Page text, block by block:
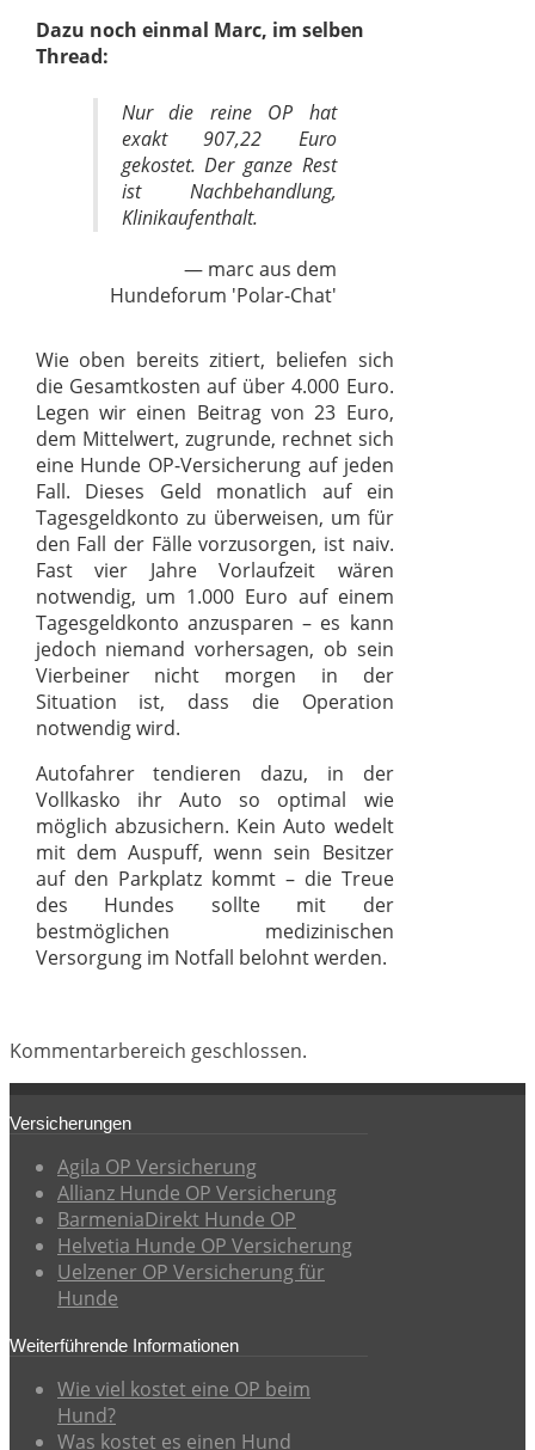
Dazu noch einmal Marc, im selben
Thread:
Nur die reine OP hat
exakt 907,22 Euro
gekostet. Der ganze Rest
ist Nachbehandlung,
Klinikaufenthalt.
marc aus dem
Hundeforum 'Polar-Chat'
Wie oben bereits zitiert, beliefen sich
die Gesamtkosten auf über 4.000 Euro.
Legen wir einen Beitrag von 23 Euro,
dem Mittelwert, zugrunde, rechnet sich
eine Hunde OP-Versicherung auf jeden
Fall. Dieses Geld monatlich auf ein
Tagesgeldkonto zu überweisen, um für
den Fall der Fälle vorzusorgen, ist naiv.
Fast vier Jahre Vorlaufzeit wären
notwendig, um 1.000 Euro auf einem
Tagesgeldkonto anzusparen – es kann
jedoch niemand vorhersagen, ob sein
Vierbeiner nicht morgen in der
Situation ist, dass die Operation
notwendig wird.
Autofahrer tendieren dazu, in der
Vollkasko ihr Auto so optimal wie
möglich abzusichern. Kein Auto wedelt
mit dem Auspuff, wenn sein Besitzer
auf den Parkplatz kommt – die Treue
des Hundes sollte mit der
bestmöglichen medizinischen
Versorgung im Notfall belohnt werden.
Kommentarbereich geschlossen.
Versicherungen
Agila OP Versicherung
Allianz Hunde OP Versicherung
BarmeniaDirekt Hunde OP
Helvetia Hunde OP Versicherung
Uelzener OP Versicherung für
Hunde
Weiterführende Informationen
Wie viel kostet eine OP beim
Hund?
Was kostet es einen Hund